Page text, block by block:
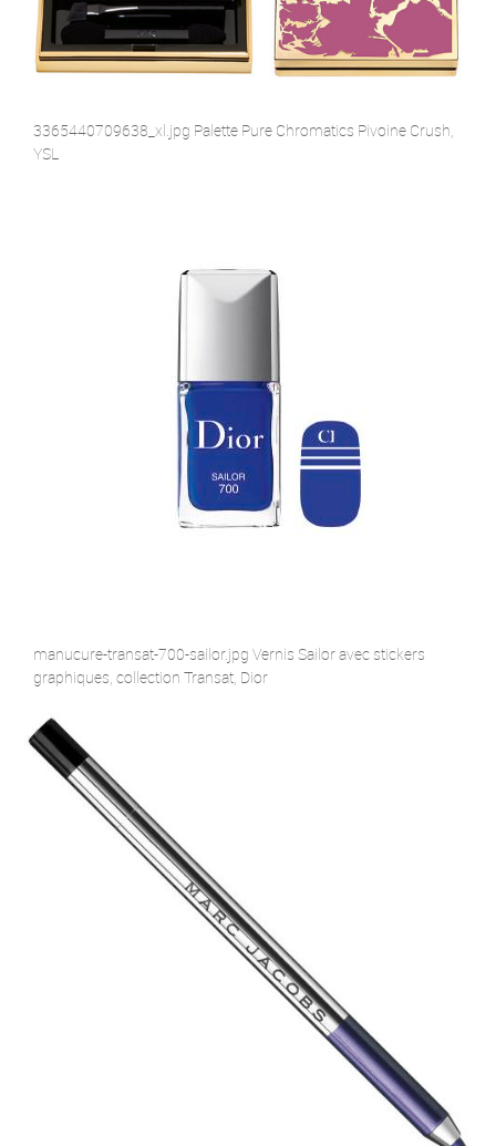
3365440709638_xl.jpg Palette Pure Chromatics Pivoine Crush,
YSL
manucure-transat-700-sailor.jpg Vernis Sailor avec stickers
graphiques, collection Transat, Dior